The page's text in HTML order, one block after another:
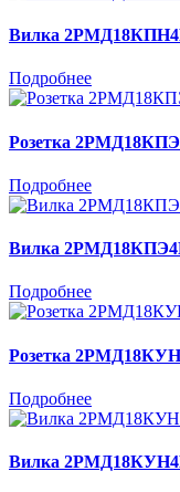
Вилка
Подробнее
Розетка
Подробнее
Вилка
Подробнее
Розетка
Подробнее
Вилка